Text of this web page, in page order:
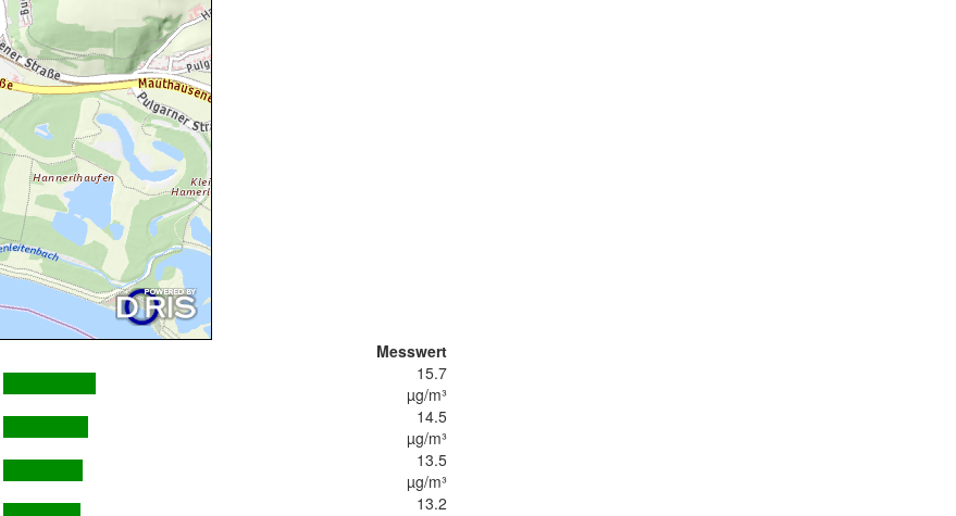
Messwert
15.7
µg/m³
14.5
µg/m³
13.5
µg/m³
13.2